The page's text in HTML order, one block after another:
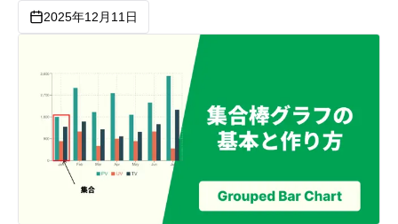
2025年12月11日